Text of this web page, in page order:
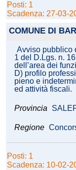
Posti: 1
Scadenza: 27-03-
COMUNE DI
Avviso pubblico
1 del D.Lgs. n.
dell’area dei
D) profilo
pieno e
ed attività fiscali.
Provincia
Regione
Posti: 1
Scadenza: 10-02-